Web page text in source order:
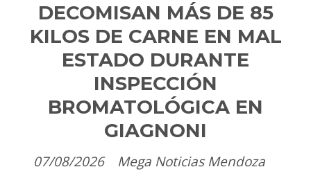
DECOMISAN MÁS DE 85
KILOS DE CARNE EN MAL
ESTADO DURANTE
INSPECCIÓN
BROMATOLÓGICA EN
GIAGNONI
Mega Noticias Mendoza
07/08/2026